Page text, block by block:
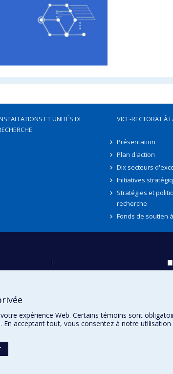
ET UNITÉS DE
VICE-RECTORAT À
Présentation
Plan d'action
Dix secteurs
Initiatives
Stratégies et
recherche
Fonds de soutien
expérience Web. Certains témoins sont
En acceptant tout, vous consentez à notre